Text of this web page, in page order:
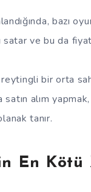
bazı
ve bu da
bir orta
alım
tanır.
En